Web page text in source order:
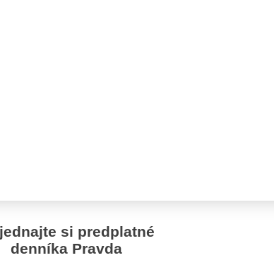
si predplatné
denníka Pravda